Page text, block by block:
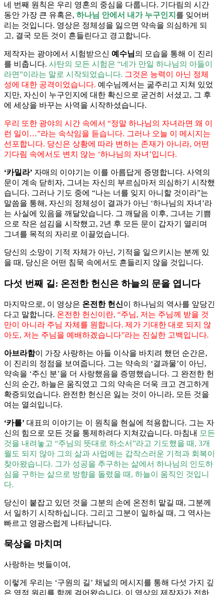
네 번째 원칙은 우리 영혼의 중심을 다룹니다. 기다림의 시간
동안 가장 큰 유혹은, 하나님 안에서 내가 누구인지 를 잊어버
리는 것입니다. 영상은 정체성을 잃으면 약속을 의심하게 되
고, 결국 모든 것이 흔들린다고 경고합니다.
제작자는 광야에서 시험받으신 예수님의 모습을 통해 이 진리
를 비춥니다. 사탄의 모든 시험은 “네가 만일 하나님의 아들이
라면”이라는 말로 시작되었습니다. 그것은 능력이 아닌 정체
성에 대한 공격이었습니다. 예수님께서는 굶주리고 지쳐 있었
지만, 자신이 누구인지에 대한 확신으로 굳건히 서셨고, 그 후
에 세상을 바꾸는 사역을 시작하셨습니다.
우리 또한 광야의 시간 속에서 “정말 하나님의 자녀라면 왜 이
런 일이…”라는 속삭임을 듣습니다. 그러나 오늘 이 메시지는
선포합니다. 당신은 상황에 따라 변하는 존재가 아니라, 어떤
기다림 속에서도 변치 않는 ‘하나님의 자녀’입니다.
‘카밀라’ 자매의 이야기는 이를 아름답게 증명합니다. 사역의
문이 계속 닫히자, 그녀는 자신의 부르심마저 의심하기 시작했
습니다. 그러나 기도 중에 “나는 너를 잊지 아니할 것이라”는
말씀을 통해, 자신의 정체성이 결과가 아닌 ‘하나님의 자녀’라
는 사실에 있음을 깨달았습니다. 그 깨달음 이후, 그녀는 기쁨
으로 작은 섬김을 시작했고, 2년 후 모든 문이 갑자기 열리며
그녀를 목적의 자리로 이끌었습니다.
당신의 소망이 기적 자체가 아닌, 기적을 일으키시는 분께 있
을 때, 당신은 어떤 침묵 속에서도 흔들리지 않을 것입니다.
다섯 번째 길: 온전한 헌신은 하늘의 문을 엽니다
마지막으로, 이 영상은 온전한 헌신이 하나님의 역사를 앞당긴
다고 말합니다. 온전한 헌신이란, “주님, 저는 주님께 받을 것
만이 아니라 주님 자체를 원합니다. 제가 기대한 대로 되지 않
아도, 저는 주님을 예배하겠습니다”라는 진실한 고백입니다.
아브라함이 가장 사랑하는 아들 이삭을 바치려 했던 순간은,
이 진리의 정점을 보여줍니다. 그는 약속의 ‘결과물’이 아닌,
약속을 ‘주신 분’을 더 사랑했음을 증명했습니다. 그 완전한 헌
신의 순간, 하늘은 움직였고 그의 약속은 더욱 크고 견고하게
확증되었습니다. 완전한 헌신은 잃는 것이 아니라, 모든 것을
여는 열쇠입니다.
‘카를’ 대표의 이야기는 이 원칙을 현실에 적용합니다. 그는 자
신의 힘으로 모든 것을 통제하려다 지쳐갔습니다. 마침내 모든
것을 내려놓고 “주님의 뜻대로 하소서”라고 기도했을 때, 3개
월도 되지 않아 그의 삶과 사업에는 갑작스러운 기적과 회복이
찾아왔습니다. 그가 성공을 추구하는 삶에서 하나님의 인도하
심을 구하는 삶으로 방향을 돌렸을 때, 하늘이 움직인 것입니
다.
당신이 붙잡고 있던 것을 그분의 손에 온전히 맡길 때, 그분께
서 일하기 시작하십니다. 그리고 그분이 일하실 때, 그 역사는
빠르고 영광스럽게 나타납니다.
묵상을 마치며
사랑하는 벗들이여,
이렇게 우리는 ‘구원의 길’ 채널의 메시지를 통해 다섯 가지 깊
은 영적 원리를 함께 걸어왔습니다. 이 영상의 제작자가 전하